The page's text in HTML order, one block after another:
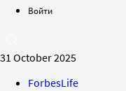
Войти
31 October 2025
ForbesLife